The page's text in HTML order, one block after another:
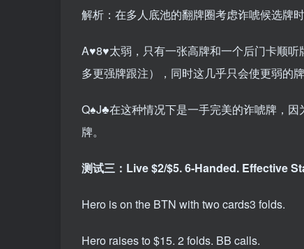
解析：在多人底池的翻牌圈考虑诈唬候选牌
A♥8♥太弱，只有一张高牌和一个后门卡顺
多更强牌跟注），同时这几乎只会使更弱的牌
Q♠J♣在这种情况下是一手完美的诈唬牌，
牌。
测试三：Live $2/$5. 6-Handed. Effective
Hero is on the BTN with two cards3 folds.
Hero raises to $15. 2 folds. BB calls.